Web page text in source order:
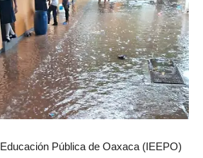
Pública de Oaxaca (IEEPO)